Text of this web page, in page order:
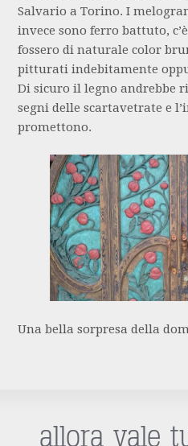
Salvario a Torino. I
invece sono ferro battuto,
fossero di naturale color
pitturati indebitamente
Di sicuro il legno andrebbe
segni delle scartavetrate e
promettono.
Una bella sorpresa della
allora vale